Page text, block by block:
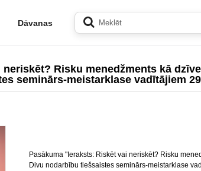
Dāvanas
Risku menedžments kā
seminārs-meistarklase vadītājiem
Pasākuma "Ieraksts: Riskēt vai neriskēt? Risku
Divu nodarbību tiešsaistes seminārs-meistarklase